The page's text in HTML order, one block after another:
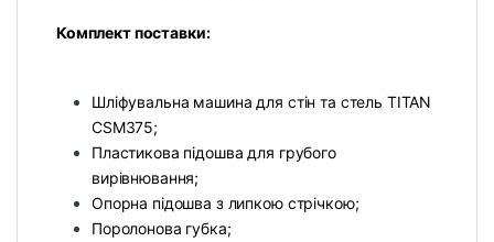
Комплект поставки:
Шліфувальна машина для стін та стель TITAN
CSM375;
Пластикова підошва для грубого
вирівнювання;
Опорна підошва з липкою стрічкою;
Поролонова губка;